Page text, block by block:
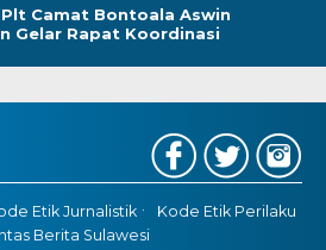
Camat Bontoala Aswin
Gelar Rapat Koordinasi
Etik Jurnalistik
Kode Etik Perilaku
Berita Sulawesi